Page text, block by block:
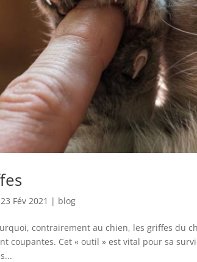
23 Fév 2021 | blog
contrairement au chien, les griffes du
coupantes. Cet « outil » est vital pour sa